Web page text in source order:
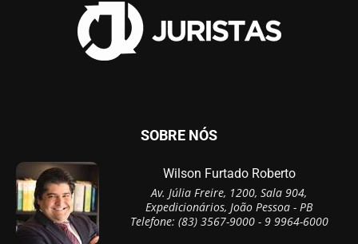
SOBRE NÓS
Wilson Furtado Roberto
Av. Júlia Freire, 1200, Sala 904,
Expedicionários, João Pessoa - PB
Telefone: (83) 3567-9000 - 9 9964-6000